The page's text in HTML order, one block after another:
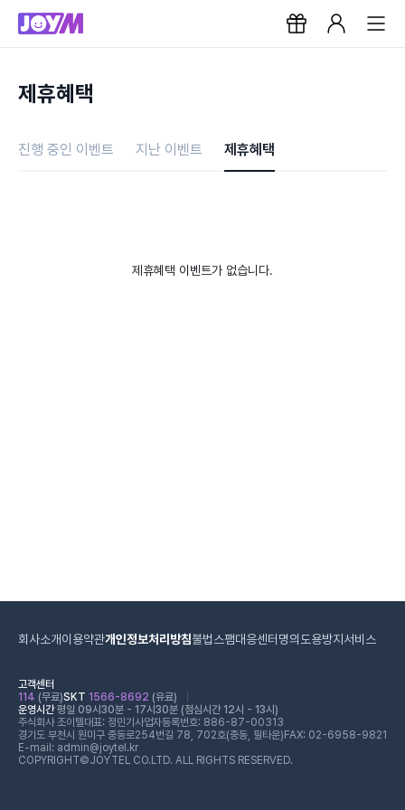
제휴혜택
진행 중인 이벤트 지난 이벤트 제휴혜택
제휴혜택 이벤트가 없습니다.
회사소개이용약관개인정보처리방침불법스팸대응센터 명의도용방지서비스
고객센터
114 (무료)SKT 1566-8692 (유료)
운영시간평일 09시30분 - 17시30분 (점심시간 12시 - 13시)
주식회사 조이텔대표: 정민기 사업자등록번호: 886-87-00313
경기도 부천시 원미구 중동로254번길 78, 702호(중동, 필타운) FAX: 02-6958-9821
E-mail: admin@joytel.kr
COPYRIGHT©JOYTEL CO.LTD. ALL RIGHTS RESERVED.